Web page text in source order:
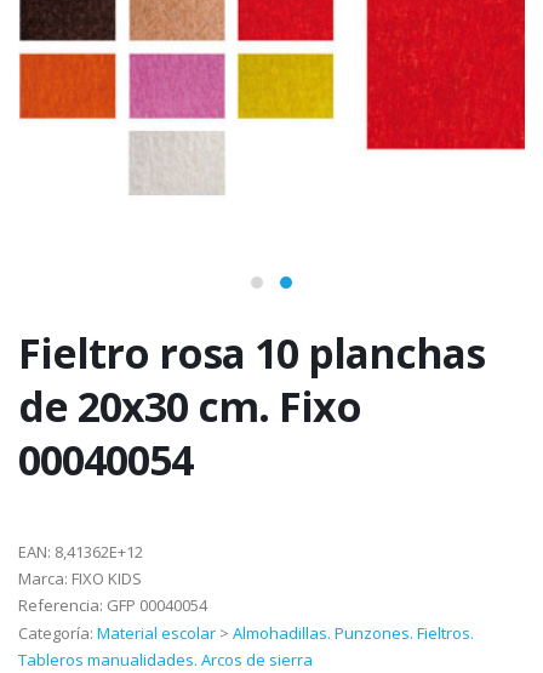
Fieltro rosa 10 planchas
de 20x30 cm. Fixo
00040054
EAN: 8,41362E+12
Marca: FIXO KIDS
Referencia: GFP 00040054
Categoría: Material escolar > Almohadillas. Punzones. Fieltros.
Tableros manualidades. Arcos de sierra